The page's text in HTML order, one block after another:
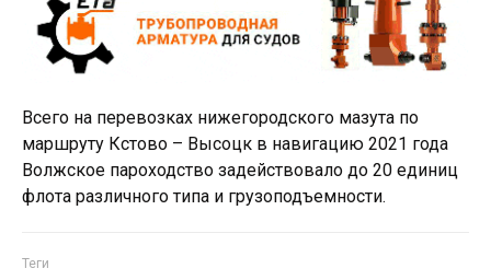
Всего на перевозках нижегородского мазута по
маршруту Кстово – Высоцк в навигацию 2021 года
Волжское пароходство задействовало до 20 единиц
флота различного типа и грузоподъемности.
Теги